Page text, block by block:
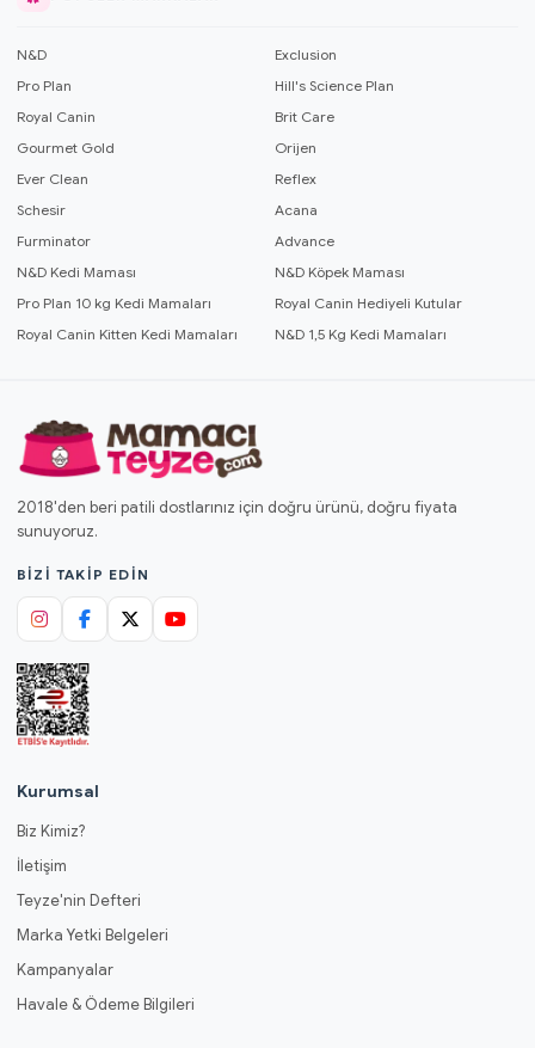
N&D
Exclusion
Pro Plan
Hill's Science Plan
Royal Canin
Brit Care
Gourmet Gold
Orijen
Ever Clean
Reflex
Schesir
Acana
Furminator
Advance
N&D Kedi Maması
N&D Köpek Maması
Pro Plan 10 kg Kedi Mamaları
Royal Canin Hediyeli Kutular
Royal Canin Kitten Kedi Mamaları
N&D 1,5 Kg Kedi Mamaları
2018'den beri patili dostlarınız için doğru ürünü, doğru fiyata
sunuyoruz.
BIZI TAKIP EDIN
Kurumsal
Biz Kimiz?
İletişim
Teyze'nin Defteri
Marka Yetki Belgeleri
Kampanyalar
Havale & Ödeme Bilgileri